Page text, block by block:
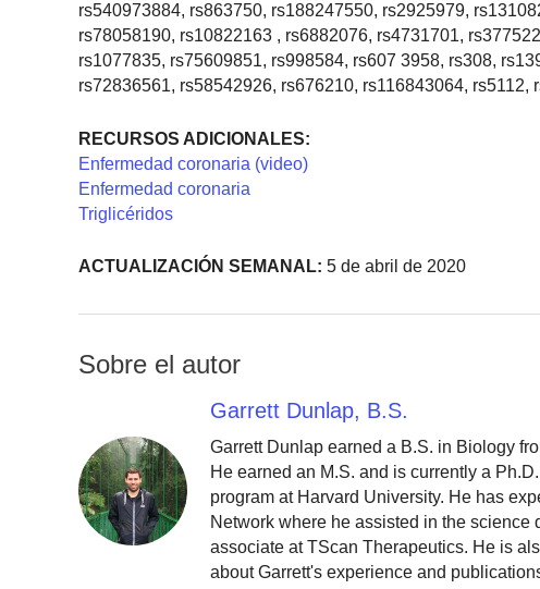
rs540973884, rs863750, rs188247550, rs2925979,
rs78058190, rs10822163 , rs6882076, rs4731701,
rs1077835, rs75609851, rs998584, rs607 3958, rs308,
rs72836561, rs58542926, rs676210, rs116843064,
RECURSOS ADICIONALES:
Enfermedad coronaria (video)
Enfermedad coronaria
Triglicéridos
ACTUALIZACIÓN SEMANAL: 5 de abril de 2020
Sobre el autor
Garrett Dunlap, B.S.
Garrett Dunlap earned a B.S. in Biology
He earned an M.S. and is currently a
program at Harvard University. He has
Network where he assisted in the
associate at TScan Therapeutics. He is
about Garrett's experience and